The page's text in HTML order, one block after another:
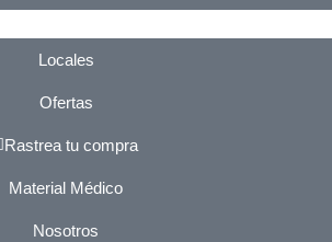
Locales
Ofertas
Rastrea tu compra
Material Médico
Nosotros